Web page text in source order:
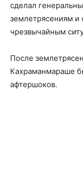
сделал
землетрясениям и
чрезвычайным
После
Кахраманмараше
афтершоков.